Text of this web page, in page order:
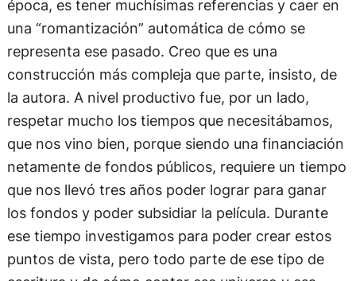
época, es tener muchísimas referencias y caer en
una “romantización” automática de cómo se
representa ese pasado. Creo que es una
construcción más compleja que parte, insisto, de
la autora. A nivel productivo fue, por un lado,
respetar mucho los tiempos que necesitábamos,
que nos vino bien, porque siendo una financiación
netamente de fondos públicos, requiere un tiempo
que nos llevó tres años poder lograr para ganar
los fondos y poder subsidiar la película. Durante
ese tiempo investigamos para poder crear estos
puntos de vista, pero todo parte de ese tipo de